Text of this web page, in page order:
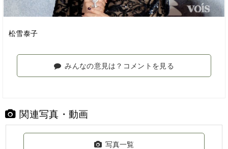
松雪泰子
みんなの意見は？コメントを見る
関連写真・動画
写真一覧